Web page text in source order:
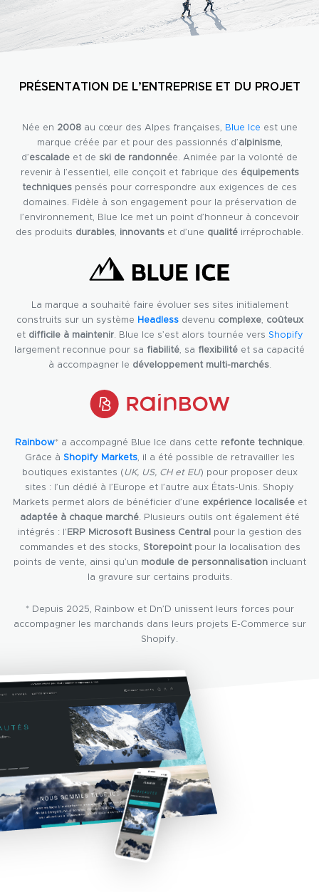
PRÉSENTATION DE L’ENTREPRISE ET DU PROJET
Née en 2008au cœur des Alpes françaises, Blue Ice est une
marque créée par et pour des passionnés d’alpinisme,
d’escalade et de ski de randonnée. Animée par la volonté de
revenir à l’essentiel, elle conçoit et fabrique des équipements
techniques pensés pour correspondre aux exigences de ces
domaines. Fidèle à son engagement pour la préservation de
l’environnement, Blue Ice met un point d’honneur à concevoir
des produits durables innovants et d’une qualité irréprochable.
La marque a souhaité faire évoluer ses sites initialement
construits sur un système Headlessdevenu complexe,
coûteux
et difficile à maintenir. Blue Ice s’est alors tournée vers Shopify
largement reconnue pour sa fiabilité , sa flexibilité et sa capacité
à accompagner le développement multi-marchés.
Rainbow* a accompagné Blue Ice dans cette refonte technique.
Grâce à Shopify Markets, il a été possible de retravailler les
boutiques existantes ( UK, US, CH et EU) pour proposer deux
sites : l’un dédié à l’Europe et l’autre aux États-Unis. Shopiy
Markets permet alors de bénéficier d’une expérience localiséeet
adaptée à chaque marché. Plusieurs outils ont également été
intégrés : l’ ERP Microsoft Business Central
pour la gestion des
commandes et des stocks, Storepointpour la localisation des
points de vente, ainsi qu’un module de personnalisationincluant
la gravure sur certains produits.
* Depuis 2025, Rainbow et Dn’D unissent leurs forces pour
accompagner les marchands dans leurs projets E-Commerce sur
Shopify.